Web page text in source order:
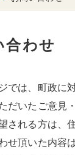
水道
明書
て
・漁業
応援プロ
合わせ
では、町政に
だいたご意見
される方は、
せ頂いた内容